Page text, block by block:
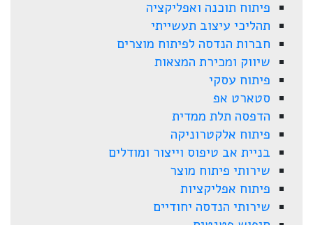
פיתוח תוכנה ואפליקציה
תהליכי עיצוב תעשייתי
חברות הנדסה לפיתוח מוצרים
שיווק ומכירת המצאות
פיתוח עסקי
סטארט אפ
הדפסה תלת ממדית
פיתוח אלקטרוניקה
בניית אב טיפוס וייצור ומודלים
שירותי פיתוח מוצר
פיתוח אפליקציות
שירותי הנדסה יחודיים